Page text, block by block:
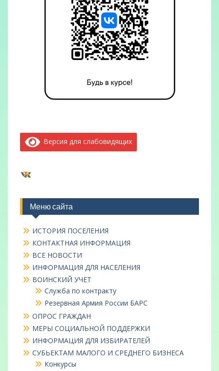
Версия для слабовидящих
ВКонтакте
Меню сайта
ИСТОРИЯ ПОСЕЛЕНИЯ
КОНТАКТНАЯ ИНФОРМАЦИЯ
ВСЕ НОВОСТИ
ИНФОРМАЦИЯ ДЛЯ НАСЕЛЕНИЯ
ВОИНСКИЙ УЧЕТ
Служба по контракту
Резервная Армия России БАРС
ОПРОС ГРАЖДАН
МЕРЫ СОЦИАЛЬНОЙ ПОДДЕРЖКИ
ИНФОРМАЦИЯ ДЛЯ ИЗБИРАТЕЛЕЙ
СУБЬЕКТАМ МАЛОГО И СРЕДНЕГО БИЗНЕСА
Конкурсы